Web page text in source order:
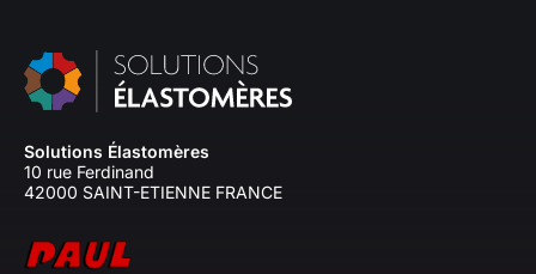
Solutions Élastomères
10 rue Ferdinand
42000 SAINT-ETIENNE FRANCE